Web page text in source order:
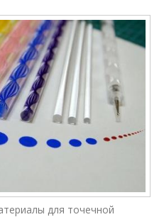
для точечной